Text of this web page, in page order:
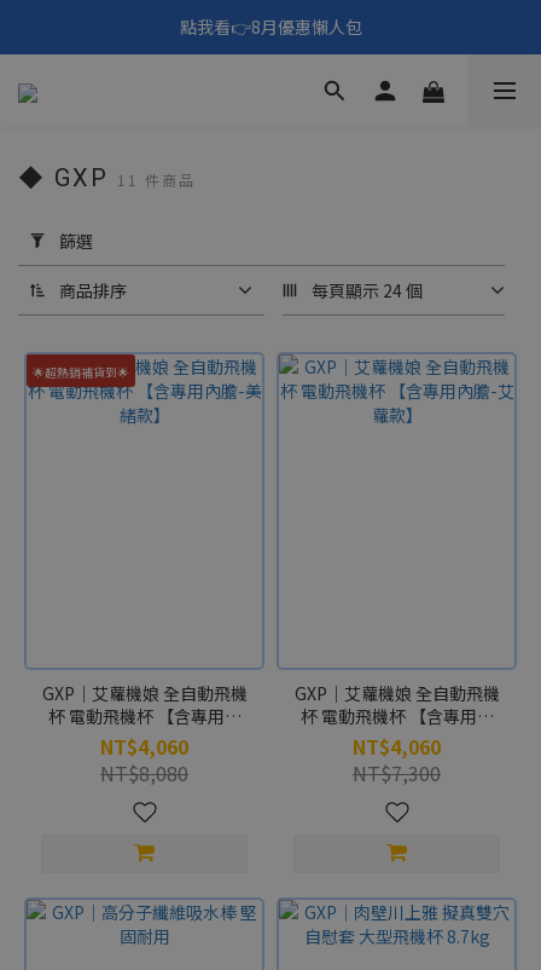
🎑《仲夏夜之淫夢》野獸先輩主題展！🙌點我看活動內容🙌
點我看👉8月優惠懶人包
填寫問券拿 69元折扣🧧
用
篩
選
(0/20)
價格
(NT$)
大
小
中
性
◆ GXP 11 件商品
篩選
商品排序 每頁顯示 24 個
🌟超熱銷補貨到🌟
GXP｜艾蘿機娘 全自動飛機
杯 電動飛機杯 【含專用內
膽-美緒款】
NT$4,060
NT$8,080
GXP｜艾蘿機娘 全自動飛機
杯 電動飛機杯 【含專用內
膽-艾蘿款】
NT$4,060
NT$7,300